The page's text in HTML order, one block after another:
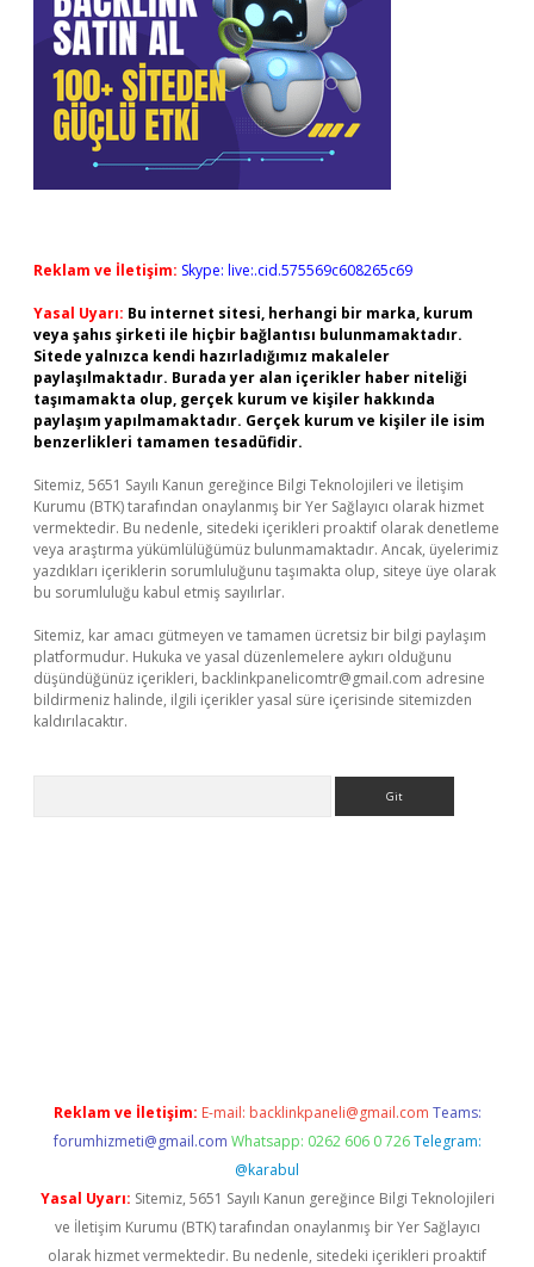
Reklam ve İletişim: Skype: live:.cid.575569c608265c69
Yasal Uyarı: Bu internet sitesi, herhangi bir marka, kurum
veya şahıs şirketi ile hiçbir bağlantısı bulunmamaktadır.
Sitede yalnızca kendi hazırladığımız makaleler
paylaşılmaktadır. Burada yer alan içerikler haber niteliği
taşımamakta olup, gerçek kurum ve kişiler hakkında
paylaşım yapılmamaktadır. Gerçek kurum ve kişiler ile isim
benzerlikleri tamamen tesadüfidir.
Sitemiz, 5651 Sayılı Kanun gereğince Bilgi Teknolojileri ve İletişim
Kurumu (BTK) tarafından onaylanmış bir Yer Sağlayıcı olarak hizmet
vermektedir. Bu nedenle, sitedeki içerikleri proaktif olarak denetleme
veya araştırma yükümlülüğümüz bulunmamaktadır. Ancak, üyelerimiz
yazdıkları içeriklerin sorumluluğunu taşımakta olup, siteye üye olarak
bu sorumluluğu kabul etmiş sayılırlar.
Sitemiz, kar amacı gütmeyen ve tamamen ücretsiz bir bilgi paylaşım
platformudur. Hukuka ve yasal düzenlemelere aykırı olduğunu
düşündüğünüz içerikleri, backlinkpanelicomtr@gmail.com adresine
bildirmeniz halinde, ilgili içerikler yasal süre içerisinde sitemizden
kaldırılacaktır.
Reklam ve İletişim: E-mail: backlinkpaneli@gmail.com Teams:
forumhizmeti@gmail.com Whatsapp: 0262 606 0 726 Telegram:
@karabul
Yasal Uyarı: Sitemiz, 5651 Sayılı Kanun gereğince Bilgi Teknolojileri
ve İletişim Kurumu (BTK) tarafından onaylanmış bir Yer Sağlayıcı
olarak hizmet vermektedir. Bu nedenle, sitedeki içerikleri proaktif